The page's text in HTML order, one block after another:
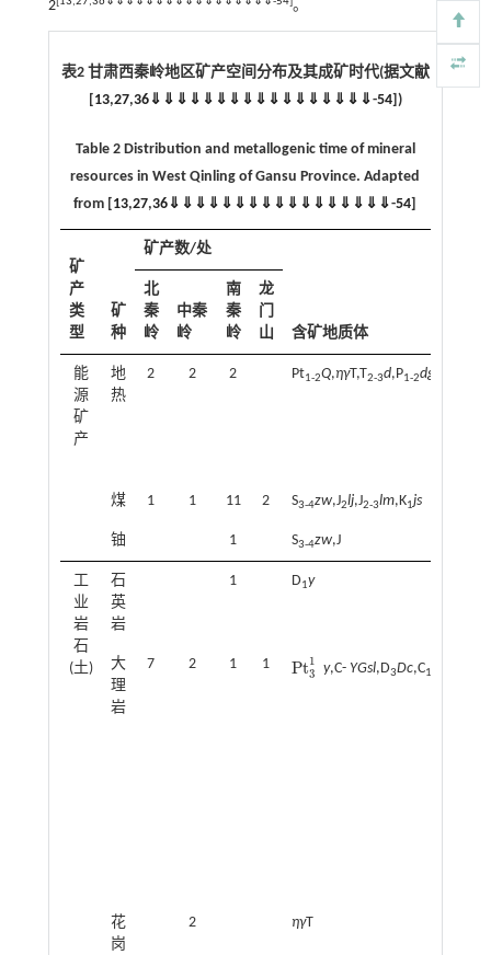
2 。
表2 甘肃西秦岭地区矿产空间分布及其成矿时代(据文献
[13,27,36⇓ ⇓ ⇓ ⇓ ⇓ ⇓ ⇓ ⇓ ⇓ ⇓ ⇓ ⇓ ⇓ ⇓ ⇓ ⇓ ⇓-54])
Table 2 Distribution and metallogenic time of mineral
resources in West Qinling of Gansu Province. Adapted
from [13,27,36 ⇓ ⇓ ⇓ ⇓ ⇓ ⇓ ⇓ ⇓ ⇓ ⇓ ⇓ ⇓ ⇓ ⇓ ⇓ ⇓ ⇓-54]
矿
产
类
型
矿
种
矿产数/处
含矿地质体
北
秦
岭
中秦
岭
南
秦
岭
龙
门
山
能
源
矿
产
地
热
2 2 2 Pt1-2Q,ηγT,T2-3d,P1-2dg
煤 1 1 11 2 S3-4zw,J2lj,J2-3lm,K1js
铀 1 S3-4zw,J
工
业
岩
石
(土)
石
英
岩
1 D1y
大
理
岩
7 2 1 1 Pt1
3
Pt31 y,C- YGsl,D3Dc,C1
花
岗
2 ηγT